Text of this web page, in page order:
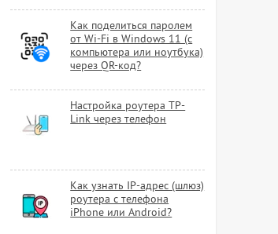
Как поделиться паролем
от Wi-Fi в Windows 11 (с
компьютера или ноутбука)
через QR-код?
Настройка роутера TP-
Link через телефон
Как узнать IP-адрес (шлюз)
роутера с телефона
iPhone или Android?